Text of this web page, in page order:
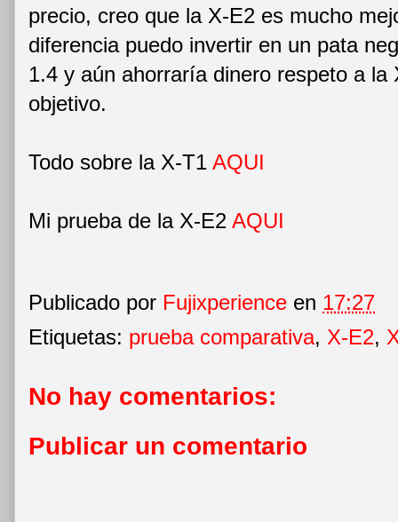
precio, creo que la X-E2 es mucho
diferencia puedo invertir en un pata
1.4 y aún ahorraría dinero respeto a la
objetivo.
Todo sobre la X-T1 AQUI
Mi prueba de la X-E2 AQUI
Publicado por Fujixperience en 17:27
Etiquetas: prueba comparativa, X-E2,
No hay comentarios:
Publicar un comentario